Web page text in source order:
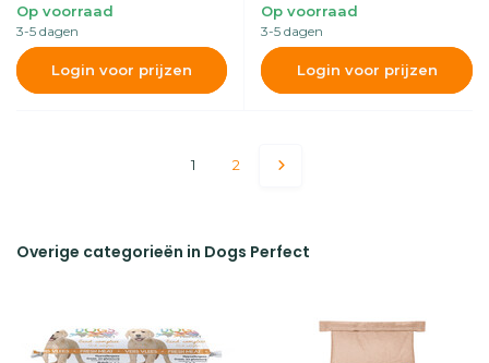
Op voorraad
3-5 dagen
Login voor prijzen
Op voorraad
3-5 dagen
Login voor prijzen
1 2
Overige categorieën in Dogs Perfect